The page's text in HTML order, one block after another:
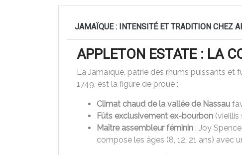
JAMAÏQUE : INTENSITÉ ET TRADITION CHEZ
APPLETON ESTATE : LA
La Jamaïque, patrie des rhums puissants et
1749, est la figure de proue :
Climat chaud de la vallée de Nassau
Fûts exclusivement ex-bourbon
Maître assembleur féminin : Joy
compose les âges (8, 12, 21 ans) avec